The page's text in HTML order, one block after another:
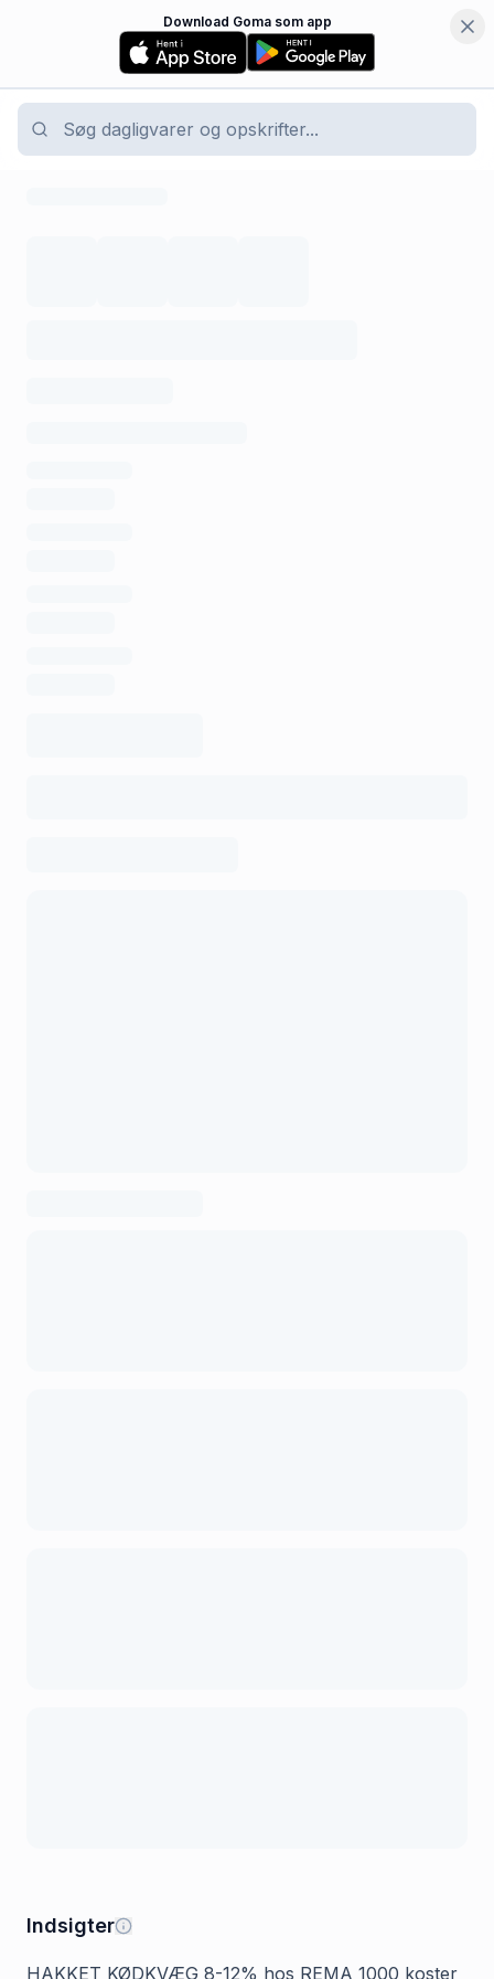
Download Goma som app
Indsigter
HAKKET KØDKVÆG 8-12% hos REMA 1000 koster